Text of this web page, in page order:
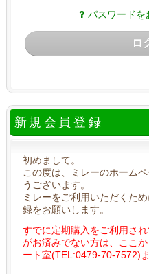
パスワードを
ロ
新規会員登録
初めまして。
この度は、ミレーのホーム
うございます。
ミレーをご利用いただくた
録をお願いします。
すでに定期購入をご利用さ
がお済みでない方は、ここ
ート室(TEL:0479-70-7572)